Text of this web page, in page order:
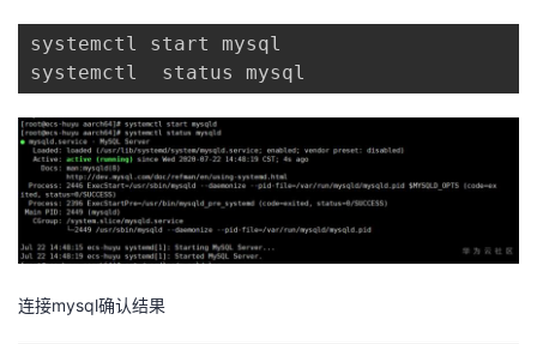
systemctl start mysql
systemctl  status mysql
连接mysql确认结果